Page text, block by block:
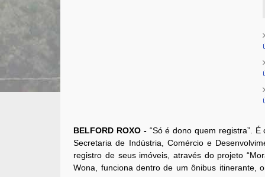
BELFORD ROXO - “Só é dono quem registra”.
Secretaria de Indústria, Comércio e
registro de seus imóveis, através do projeto
Wona, funciona dentro de um ônibus itinerante,